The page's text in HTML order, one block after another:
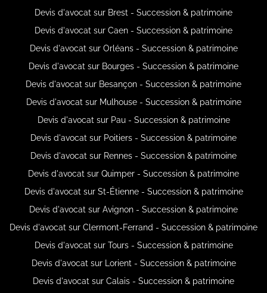
Devis d'avocat sur Brest - Succession & patrimoine
Devis d'avocat sur Caen - Succession & patrimoine
Devis d'avocat sur Orléans - Succession & patrimoine
Devis d'avocat sur Bourges - Succession & patrimoine
Devis d'avocat sur Besançon - Succession & patrimoine
Devis d'avocat sur Mulhouse - Succession & patrimoine
Devis d'avocat sur Pau - Succession & patrimoine
Devis d'avocat sur Poitiers - Succession & patrimoine
Devis d'avocat sur Rennes - Succession & patrimoine
Devis d'avocat sur Quimper - Succession & patrimoine
Devis d'avocat sur St-Étienne - Succession & patrimoine
Devis d'avocat sur Avignon - Succession & patrimoine
Devis d'avocat sur Clermont-Ferrand - Succession & patrimoine
Devis d'avocat sur Tours - Succession & patrimoine
Devis d'avocat sur Lorient - Succession & patrimoine
Devis d'avocat sur Calais - Succession & patrimoine